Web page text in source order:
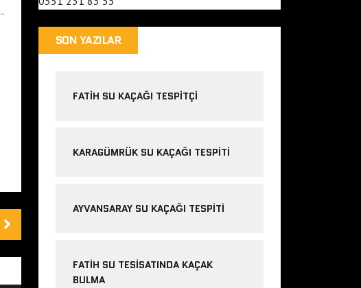
SON YAZILAR
FATIH SU KAÇAĞI TESPITÇI
KARAGÜMRÜK SU KAÇAĞI TESPITI
AYVANSARAY SU KAÇAĞI TESPITI
FATIH SU TESISATINDA KAÇAK
BULMA